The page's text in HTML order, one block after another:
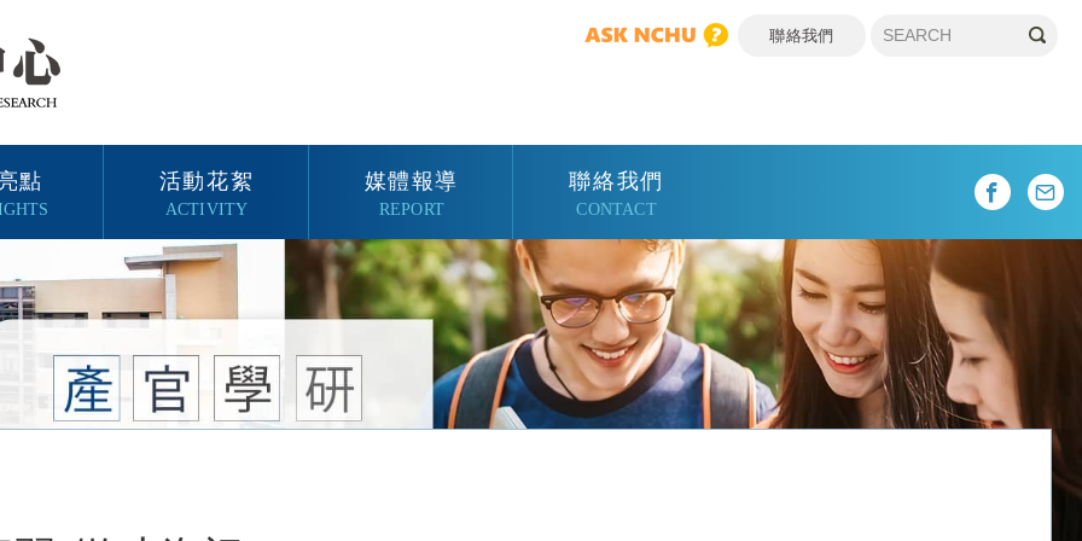
聯絡我們
點 活動花絮
ACTIVITY
媒體報導
REPORT
聯絡我們
CONTACT